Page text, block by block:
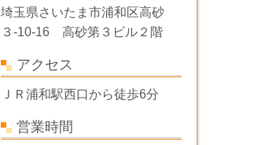
埼玉県さいたま市浦和区高砂
３-10-16 高砂第３ビル２階
アクセス
ＪＲ浦和駅西口から徒歩6分
営業時間